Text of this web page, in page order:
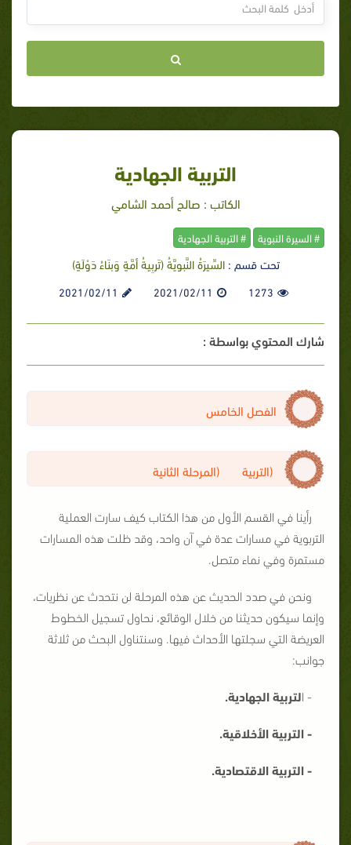
التربية الجهادية
الكاتب : صالح أحمد الشامي
# السيرة النبوية # التربية الجهادية
تحت قسم :السِّيرَةُ النَّبويَّةُ (تَربِيةُ أمَّةٍ وَبنَاءُ دَوْلَةٍ)
1273
2021/02/11
2021/02/11
شارك المحتوي بواسطة :
الفصل الخامس
(التربية (المرحلة الثانية
رأينا في القسم الأول من هذا الكتاب كيف سارت العملية
التربوية في مسارات عدة في آن واحد، وقد ظلت هذه المسارات
مستمرة وفي نماء متصل.
ونحن في صدد الحديث عن هذه المرحلة لن نتحدث عن نظريات،
وإنما سيكون حديثنا من خلال الوقائع، نحاول تسجيل الخطوط
العريضة التي سجلتها الأحداث فيها. وسنتناول البحث من ثلاثة
جوانب:
- التربية الجهادية.
- التربية الأخلاقية.
- التربية الاقتصادية.